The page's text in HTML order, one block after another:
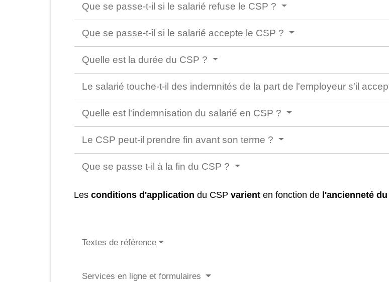
Que se passe-t-il si le salarié refuse le CSP ?
Que se passe-t-il si le salarié accepte le CSP ?
Quelle est la durée du CSP ?
Le salarié touche-t-il des indemnités de la part de l'employeur s'il
Quelle est l'indemnisation du salarié en CSP ?
Le CSP peut-il prendre fin avant son terme ?
Que se passe t-il à la fin du CSP ?
Les conditions d'application du CSP varient en fonction de l'ancienneté
Textes de référence
Services en ligne et formulaires